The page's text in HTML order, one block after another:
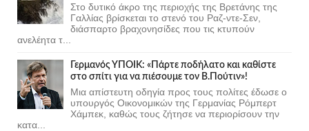
Στο δυτικό άκρο της περιοχής της Βρετάνης της
Γαλλίας βρίσκεται το στενό του Ραζ-ντε-Σεν,
διάσπαρτο βραχονησίδες που τις κτυπούν
ανελέητα τ...
Γερμανός ΥΠΟΙΚ: «Πάρτε ποδήλατο και καθίστε
στο σπίτι για να πιέσουμε τον Β.Πούτιν»!
Μια απίστευτη οδηγία προς τους πολίτες έδωσε ο
υπουργός Οικονομικών της Γερμανίας Ρόμπερτ
Χάμπεκ, καθώς τους ζήτησε να περιορίσουν την
κατα...